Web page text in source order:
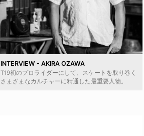
INTERVIEW - AKIRA OZAWA
T19初のプロライダーにして、スケートを取り巻く
さまざまなカルチャーに精通した最重要人物。